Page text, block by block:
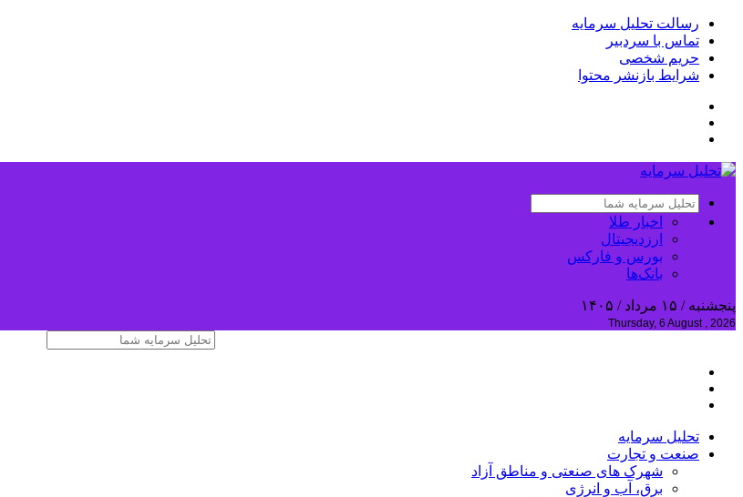
رسالت تحلیل سرمایه
تماس با سردبیر
حریم شخصی
شرایط بازنشر محتوا
اخبار طلا
ارزدیجیتال
بورس و فارکس
بانک‌ها
پنجشنبه / ۱۵ مرداد / ۱۴۰۵
Thursday, 6 August , 2026
تحلیل‌ سرمایه
صنعت و تجارت
شهرک های صنعتی و مناطق آزاد
برق، آب و انرژی